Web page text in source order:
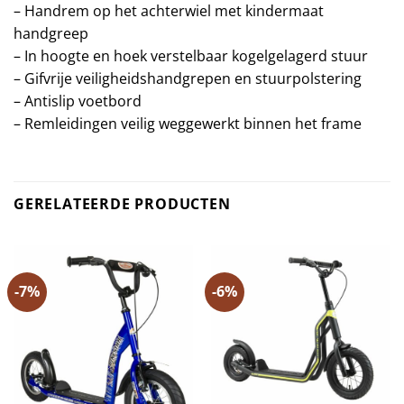
– Handrem op het achterwiel met kindermaat
handgreep
– In hoogte en hoek verstelbaar kogelgelagerd stuur
– Gifvrije veiligheidshandgrepen en stuurpolstering
– Antislip voetbord
– Remleidingen veilig weggewerkt binnen het frame
GERELATEERDE PRODUCTEN
-7% -6%